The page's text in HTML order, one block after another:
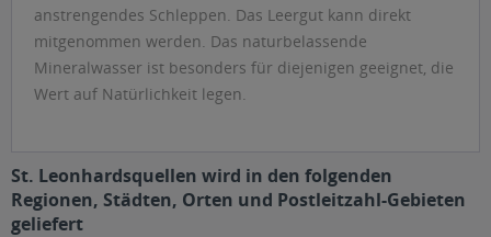
anstrengendes Schleppen. Das Leergut kann direkt
mitgenommen werden. Das naturbelassende
Mineralwasser ist besonders für diejenigen geeignet, die
Wert auf Natürlichkeit legen.
St. Leonhardsquellen wird in den folgenden
Regionen, Städten, Orten und Postleitzahl-Gebieten
geliefert